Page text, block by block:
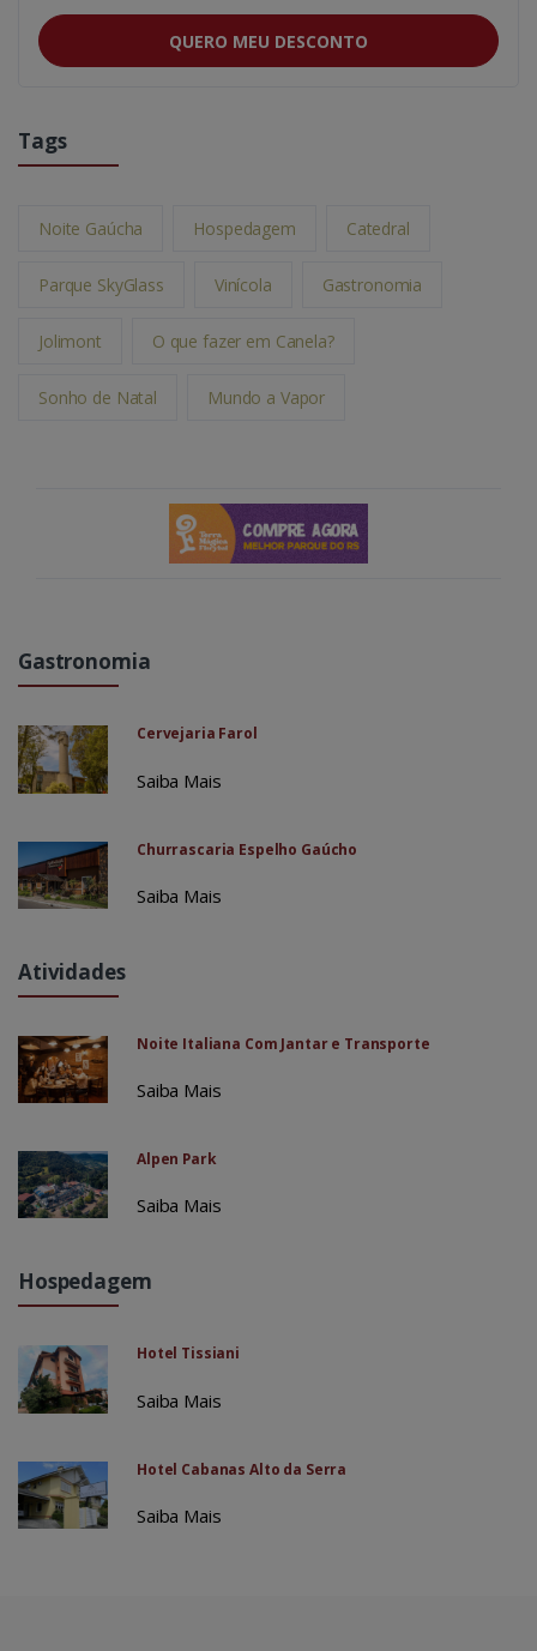
QUERO MEU DESCONTO
Tags
Noite Gaúcha Hospedagem Catedral
Parque SkyGlass Vinícola Gastronomia
Jolimont O que fazer em Canela?
Sonho de Natal Mundo a Vapor
Gastronomia
Cervejaria Farol
Saiba Mais
Churrascaria Espelho Gaúcho
Saiba Mais
Atividades
Noite Italiana Com Jantar e Transporte
Saiba Mais
Alpen Park
Saiba Mais
Hospedagem
Hotel Tissiani
Saiba Mais
Hotel Cabanas Alto da Serra
Saiba Mais